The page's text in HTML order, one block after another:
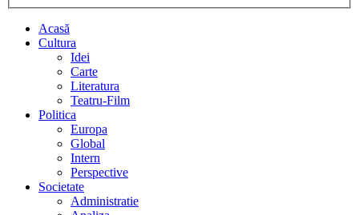
Acasă
Cultura
Idei
Carte
Literatura
Teatru-Film
Politica
Europa
Global
Intern
Perspective
Societate
Administratie